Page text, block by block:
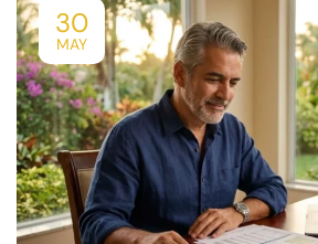
30
MAY